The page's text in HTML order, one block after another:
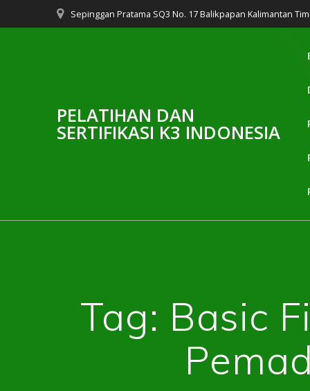
to
Sepinggan Pratama SQ3 No. 17 Balikpapan Kalimantan
PELATIHAN DAN
SERTIFIKASI K3 INDONESIA
Tag: Basic